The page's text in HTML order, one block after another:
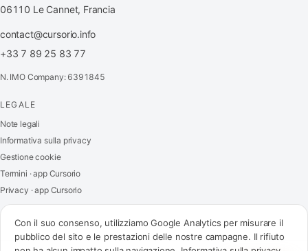
06110 Le Cannet, Francia
contact@cursorio.info
+33 7 89 25 83 77
N. IMO Company: 6391845
LEGALE
Note legali
Informativa sulla privacy
Gestione cookie
Termini · app Cursorio
Privacy · app Cursorio
Con il suo consenso, utilizziamo Google Analytics per misurare il
pubblico del sito e le prestazioni delle nostre campagne. Il rifiuto